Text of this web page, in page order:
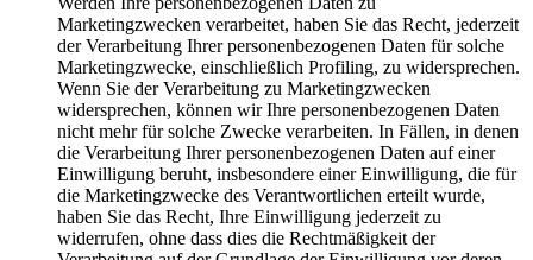
Marketingzwecken verarbeitet, haben Sie das Recht, jederzeit
der Verarbeitung Ihrer personenbezogenen Daten für solche
Marketingzwecke, einschließlich Profiling, zu widersprechen.
Wenn Sie der Verarbeitung zu Marketingzwecken
widersprechen, können wir Ihre personenbezogenen Daten
nicht mehr für solche Zwecke verarbeiten. In Fällen, in denen
die Verarbeitung Ihrer personenbezogenen Daten auf einer
Einwilligung beruht, insbesondere einer Einwilligung, die für
die Marketingzwecke des Verantwortlichen erteilt wurde,
haben Sie das Recht, Ihre Einwilligung jederzeit zu
widerrufen, ohne dass dies die Rechtmäßigkeit der